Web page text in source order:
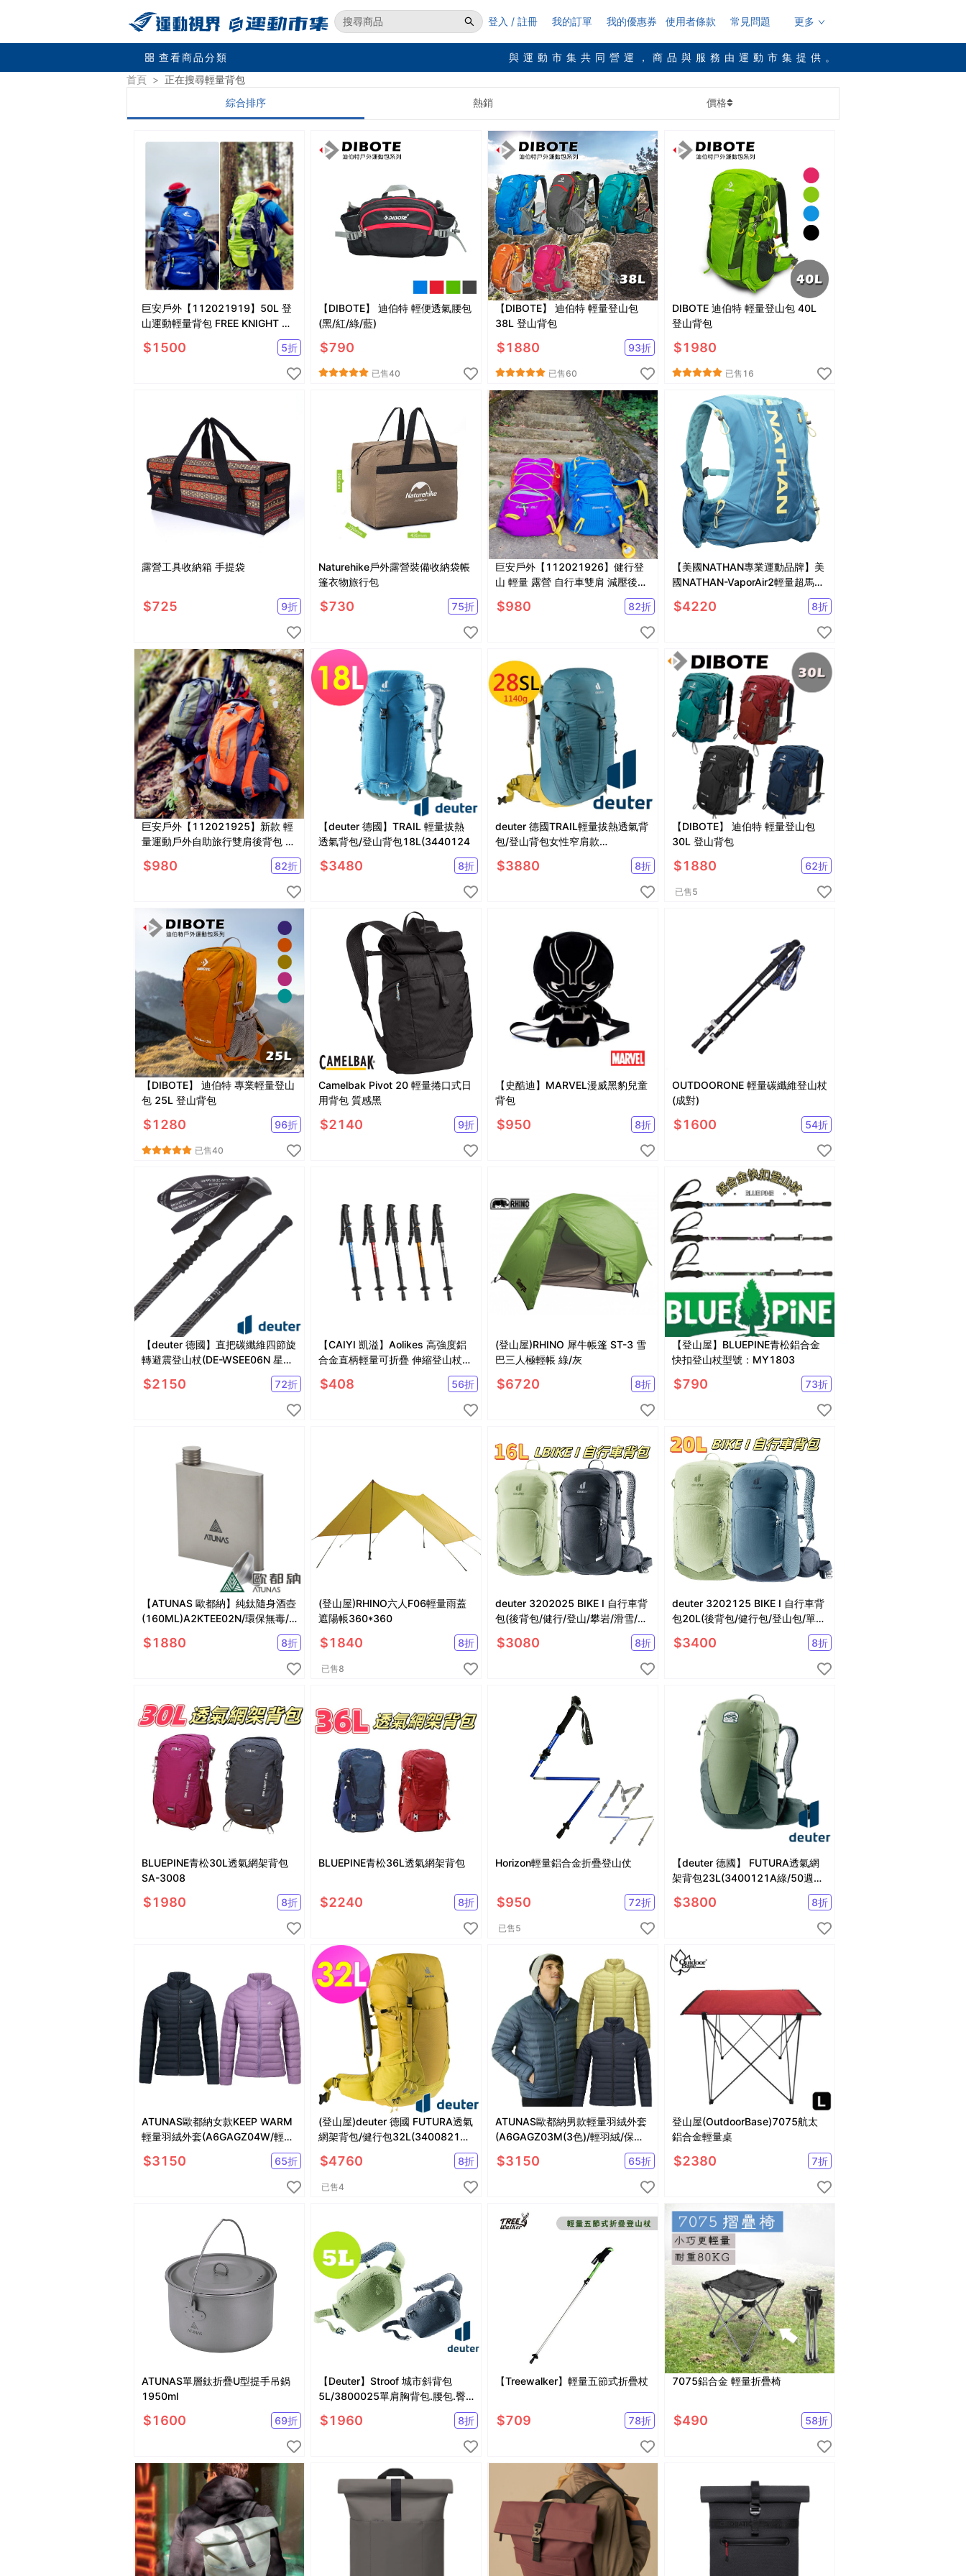
登入 / 註冊 我的訂單 我的優惠券 使用者條款 常見問題 更多
查看商品分類
與運動市集共同營運，商品與服務由運動市集提供。
首頁 > 正在搜尋輕量背包
綜合排序
熱銷 價格
巨安戶外【112021919】50L 登
山運動輕量背包 FREE KNIGHT 雙
$1500 5折
【DIBOTE】 迪伯特 輕便透氣腰包
(黑/紅/綠/藍)
$790
已售40
【DIBOTE】 迪伯特 輕量登山包
38L 登山背包
$1880 93折
已售60
DIBOTE 迪伯特 輕量登山包 40L
登山背包
$1980
已售 16
露營工具收納箱 手提袋
$725 9折
Naturehike戶外露營裝備收納袋帳
篷衣物旅行包
$730 75折
巨安戶外【112021926】健行登
山 輕量 露營 自行車雙肩 減壓後背
$980 82折
【美國NATHAN專業運動品牌】美
國NATHAN-VaporAir2輕量超馬水
$4220 8折
巨安戶外【112021925】新款 輕
量運動戶外自助旅行雙肩後背包 男
女中性款戶外運動旅行登山包
$980 82折
【deuter 德國】TRAIL 輕量拔熱
透氣背包/登山背包18L(3440124
$3480 8折
deuter 德國TRAIL輕量拔熱透氣背
包/登山背包女性窄肩款
$3880 8折
【DIBOTE】 迪伯特 輕量登山包
30L 登山背包
$1880 62折
已售5
【DIBOTE】 迪伯特 專業輕量登山
包 25L 登山背包
$1280 96折
已售40
Camelbak Pivot 20 輕量捲口式日
用背包 質感黑
$2140 9折
【史酷迪】MARVEL漫威黑豹兒童
背包
$950 8折
OUTDOORONE 輕量碳纖維登山杖
(成對)
$1600 54折
【deuter 德國】直把碳纖維四節旋
轉避震登山杖(DE-WSEE06N 星夜
$2150 72折
【CAIYI 凱溢】Aolikes 高強度鋁
合金直柄輕量可折疊 伸縮登山杖
$408 56折
(登山屋)RHINO 犀牛帳篷 ST-3 雪
巴三人極輕帳 綠/灰
$6720 8折
【登山屋】BLUEPINE青松鋁合金
快扣登山杖型號：MY1803
$790 73折
【ATUNAS 歐都納】純鈦隨身酒壺
(160ML)A2KTEE02N/環保無毒/
$1880 8折
(登山屋)RHINO六人F06輕量雨蓋
遮陽帳360*360
$1840 8折
已售8
deuter 3202025 BIKE I 自行車背
包(後背包/健行/登山/攀岩/滑雪/單
$3080 8折
deuter 3202125 BIKE I 自行車背
包20L(後背包/健行包/登山包/單車
$3400 8折
BLUEPINE青松30L透氣網架背包
SA-3008
$1980 8折
BLUEPINE青松36L透氣網架背包
$2240 8折
Horizon輕量鋁合金折疊登山仗
$950 72折
已售5
【deuter 德國】 FUTURA透氣網
架背包23L(3400121A綠/50週年
$3800 8折
ATUNAS歐都納女款KEEP WARM
輕量羽絨外套(A6GAGZ04W/輕羽
$3150 65折
(登山屋)deuter 德國 FUTURA透氣
網架背包/健行包32L(3400821薑
$4760 8折
已售4
ATUNAS歐都納男款輕量羽絨外套
(A6GAGZ03M(3色)/輕羽絨/保暖/
$3150 65折
登山屋(OutdoorBase)7075航太
鋁合金輕量桌
$2380 7折
ATUNAS單層鈦折疊U型提手吊鍋
1950ml
$1600 69折
【Deuter】Stroof 城市斜背包
5L/3800025單肩胸背包.腰包.臀
$1960 8折
【Treewalker】輕量五節式折疊杖
$709 78折
7075鋁合金 輕量折疊椅
$490 58折